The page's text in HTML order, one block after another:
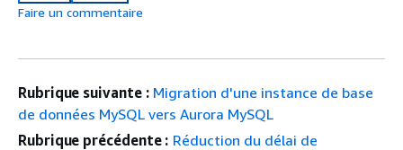
Faire un commentaire
Rubrique suivante : Migration d'une instance de base
de données MySQL vers Aurora MySQL
Rubrique précédente : Réduction du délai de